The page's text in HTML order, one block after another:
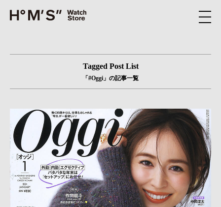
Tagged Post List
「#Oggi」の記事一覧